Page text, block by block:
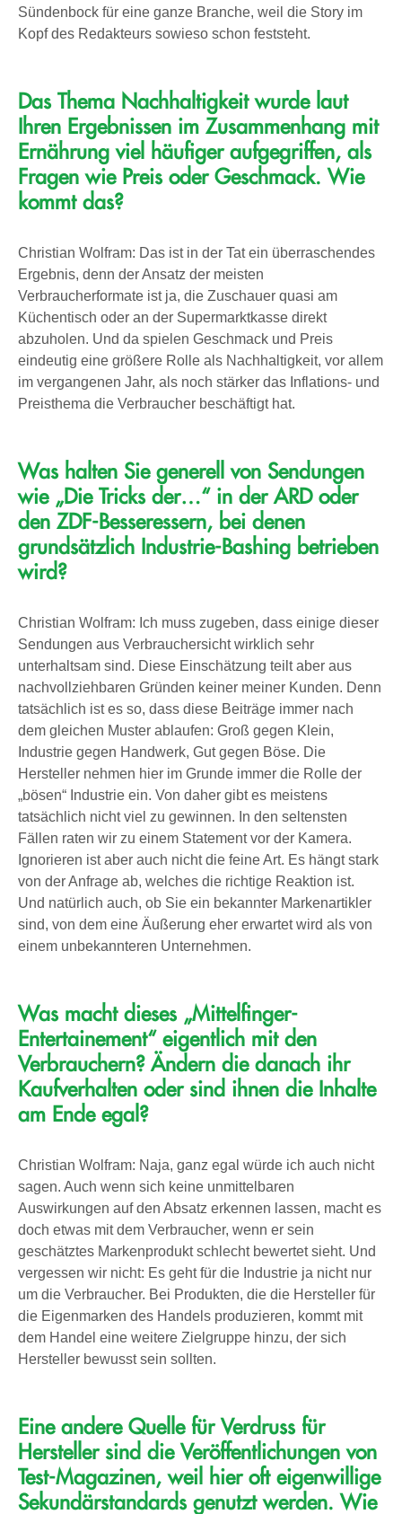
Sündenbock für eine ganze Branche, weil die Story im
Kopf des Redakteurs sowieso schon feststeht.
Das Thema Nachhaltigkeit wurde laut
Ihren Ergebnissen im Zusammenhang mit
Ernährung viel häufiger aufgegriffen, als
Fragen wie Preis oder Geschmack. Wie
kommt das?
Christian Wolfram: Das ist in der Tat ein überraschendes
Ergebnis, denn der Ansatz der meisten
Verbraucherformate ist ja, die Zuschauer quasi am
Küchentisch oder an der Supermarktkasse direkt
abzuholen. Und da spielen Geschmack und Preis
eindeutig eine größere Rolle als Nachhaltigkeit, vor allem
im vergangenen Jahr, als noch stärker das Inflations- und
Preisthema die Verbraucher beschäftigt hat.
Was halten Sie generell von Sendungen
wie „Die Tricks der…“ in der ARD oder
den ZDF-Besseressern, bei denen
grundsätzlich Industrie-Bashing betrieben
wird?
Christian Wolfram: Ich muss zugeben, dass einige dieser
Sendungen aus Verbrauchersicht wirklich sehr
unterhaltsam sind. Diese Einschätzung teilt aber aus
nachvollziehbaren Gründen keiner meiner Kunden. Denn
tatsächlich ist es so, dass diese Beiträge immer nach
dem gleichen Muster ablaufen: Groß gegen Klein,
Industrie gegen Handwerk, Gut gegen Böse. Die
Hersteller nehmen hier im Grunde immer die Rolle der
„bösen“ Industrie ein. Von daher gibt es meistens
tatsächlich nicht viel zu gewinnen. In den seltensten
Fällen raten wir zu einem Statement vor der Kamera.
Ignorieren ist aber auch nicht die feine Art. Es hängt stark
von der Anfrage ab, welches die richtige Reaktion ist.
Und natürlich auch, ob Sie ein bekannter Markenartikler
sind, von dem eine Äußerung eher erwartet wird als von
einem unbekannteren Unternehmen.
Was macht dieses „Mittelfinger-
Entertainement“ eigentlich mit den
Verbrauchern? Ändern die danach ihr
Kaufverhalten oder sind ihnen die Inhalte
am Ende egal?
Christian Wolfram: Naja, ganz egal würde ich auch nicht
sagen. Auch wenn sich keine unmittelbaren
Auswirkungen auf den Absatz erkennen lassen, macht es
doch etwas mit dem Verbraucher, wenn er sein
geschätztes Markenprodukt schlecht bewertet sieht. Und
vergessen wir nicht: Es geht für die Industrie ja nicht nur
um die Verbraucher. Bei Produkten, die die Hersteller für
die Eigenmarken des Handels produzieren, kommt mit
dem Handel eine weitere Zielgruppe hinzu, der sich
Hersteller bewusst sein sollten.
Eine andere Quelle für Verdruss für
Hersteller sind die Veröffentlichungen von
Test-Magazinen, weil hier oft eigenwillige
Sekundärstandards genutzt werden. Wie